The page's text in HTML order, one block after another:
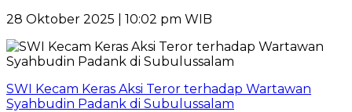
28 Oktober 2025 | 10:02 pm WIB
SWI Kecam Keras Aksi Teror terhadap Wartawan
Syahbudin Padank di Subulussalam